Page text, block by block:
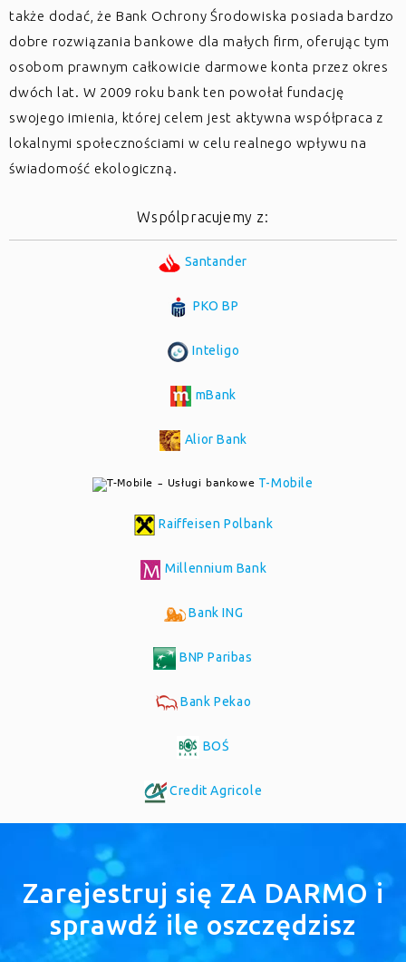
także dodać, że Bank Ochrony Środowiska posiada bardzo
dobre rozwiązania bankowe dla małych firm, oferując tym
osobom prawnym całkowicie darmowe konta przez okres
dwóch lat. W 2009 roku bank ten powołał fundację
swojego imienia, której celem jest aktywna współpraca z
lokalnymi społecznościami w celu realnego wpływu na
świadomość ekologiczną.
Wspólpracujemy z:
Santander
PKO BP
Inteligo
mBank
Alior Bank
T-Mobile
Raiffeisen Polbank
Millennium Bank
Bank ING
BNP Paribas
Bank Pekao
BOŚ
Credit Agricole
Zarejestruj się ZA DARMO i
sprawdź ile oszczędzisz